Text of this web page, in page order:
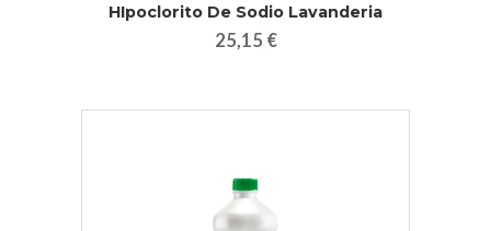
HIpoclorito De Sodio Lavanderia
25,15 €